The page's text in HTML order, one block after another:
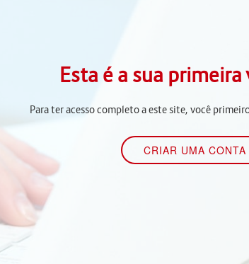
Esta é a sua primeira
Para ter acesso completo a este site, você